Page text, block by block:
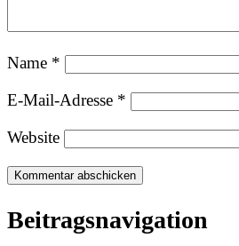
Name *
E-Mail-Adresse *
Website
Beitragsnavigation